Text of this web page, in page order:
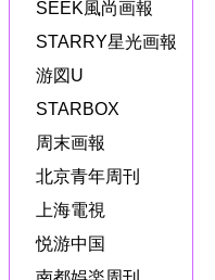
SEEK風尚画報
STARRY星光画報
游図U
STARBOX
周末画報
北京青年周刊
上海電視
悦游中国